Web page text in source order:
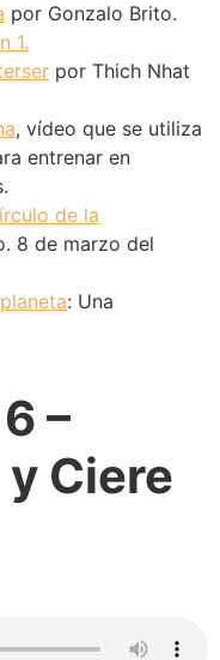
por Gonzalo Brito.
1.
por Thich Nhat
, vídeo que se utiliza
entrenar en
de la
8 de marzo del
: Una
–
y Ciere